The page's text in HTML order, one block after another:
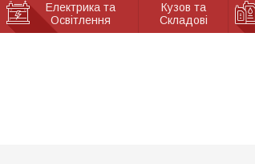
Електрика та
Освітлення
Кузов та
Складові